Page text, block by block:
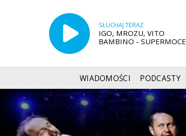
SŁUCHAJ TERAZ
IGO, MROZU, VITO
BAMBINO - SUPERMOCE
WIADOMOŚCI PODCASTY